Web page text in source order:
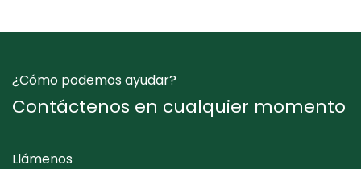
¿Cómo podemos ayudar?
Contáctenos en cualquier momento
Llámenos